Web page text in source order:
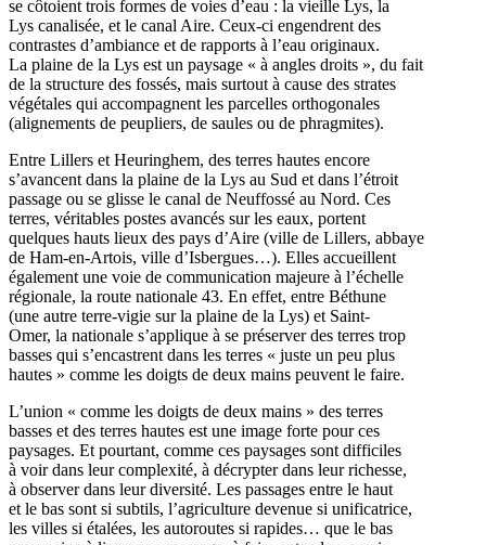
se côtoient trois formes de voies d’eau : la vieille Lys, la
Lys canalisée, et le canal Aire. Ceux-ci engendrent des
contrastes d’ambiance et de rapports à l’eau originaux.
La plaine de la Lys est un paysage « à angles droits », du fait
de la structure des fossés, mais surtout à cause des strates
végétales qui accompagnent les parcelles orthogonales
(alignements de peupliers, de saules ou de phragmites).
Entre Lillers et Heuringhem, des terres hautes encore
s’avancent dans la plaine de la Lys au Sud et dans l’étroit
passage ou se glisse le canal de Neuffossé au Nord. Ces
terres, véritables postes avancés sur les eaux, portent
quelques hauts lieux des pays d’Aire (ville de Lillers, abbaye
de Ham-en-Artois, ville d’Isbergues…). Elles accueillent
également une voie de communication majeure à l’échelle
régionale, la route nationale 43. En effet, entre Béthune
(une autre terre-vigie sur la plaine de la Lys) et Saint-
Omer, la nationale s’applique à se préserver des terres trop
basses qui s’encastrent dans les terres « juste un peu plus
hautes » comme les doigts de deux mains peuvent le faire.
L’union « comme les doigts de deux mains » des terres
basses et des terres hautes est une image forte pour ces
paysages. Et pourtant, comme ces paysages sont difficiles
à voir dans leur complexité, à décrypter dans leur richesse,
à observer dans leur diversité. Les passages entre le haut
et le bas sont si subtils, l’agriculture devenue si unificatrice,
les villes si étalées, les autoroutes si rapides… que le bas